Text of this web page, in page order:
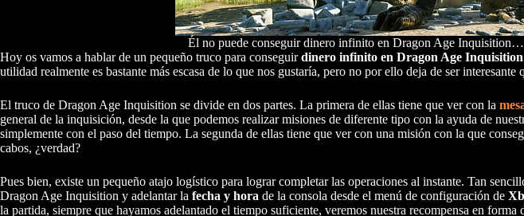
Él no puede conseguir dinero infinito en Dragon Age Inquisition…
Hoy os vamos a hablar de un pequeño truco para conseguirdinero infinito en Dragon Age Inquisition
utilidad realmente es bastante más escasa de lo que nos gustaría, pero no por ello deja de ser interesante
El truco de Dragon Age Inquisition se divide en dos partes. La primera de ellas tiene que ver con la
general de la inquisición, desde la que podemos realizar misiones de diferente tipo con la ayuda de
simplemente con el paso del tiempo. La segunda de ellas tiene que ver con una misión con la que
cabos, ¿verdad?
Pues bien, existe un pequeño atajo logístico para lograr completar las operaciones al instante. Tan
Dragon Age Inquisition y adelantar la fecha y hora de la consola desde el menú de configuración de
la partida, siempre que hayamos adelantado el tiempo suficiente, veremos nuestra recompensa en forma